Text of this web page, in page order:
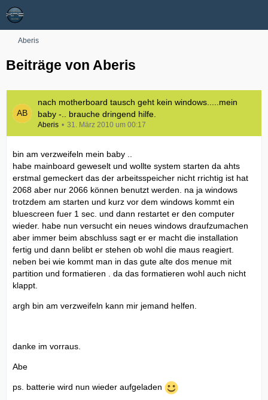
Aberis
Beiträge von Aberis
nach motherboard tausch geht kein windows.....mein
baby -.. brauche dringend hilfe.
Aberis 31. März 2010 um 00:17
bin am verzweifeln mein baby ..
habe mainboard geweselt und wollte system starten da ahts
erstmal gemeckert das der arbeitsspeicher nicht rrichtig ist hat
2068 aber nur 2066 können benutzt werden. na ja windows
trotzdem am starten und kurz vor dem windows kommt ein
bluescreen fuer 1 sec. und dann restartet er den computer
wieder. habe nun versucht ein neues windows draufzumachen
aber immer beim abschluss sagt er er macht die installation
fertig und dann belibt er stehen ob wohl die maus reagiert.
neben bei wie kommt man in das gute alte dos menue mit
partition und formatieren . da das formatieren wohl auch nicht
klappt.
argh bin am verzweifeln kann mir jemand helfen.
danke im vorraus.
Abe
ps. batterie wird nun wieder aufgeladen